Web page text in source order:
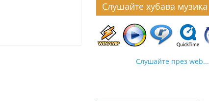
Слушайте хубава музика
Слушайте през web...